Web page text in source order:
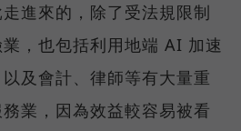
進來的，除了受法規限制
，也包括利用地端 AI 加速
及會計、律師等有大量重
業，因為效益較容易被看